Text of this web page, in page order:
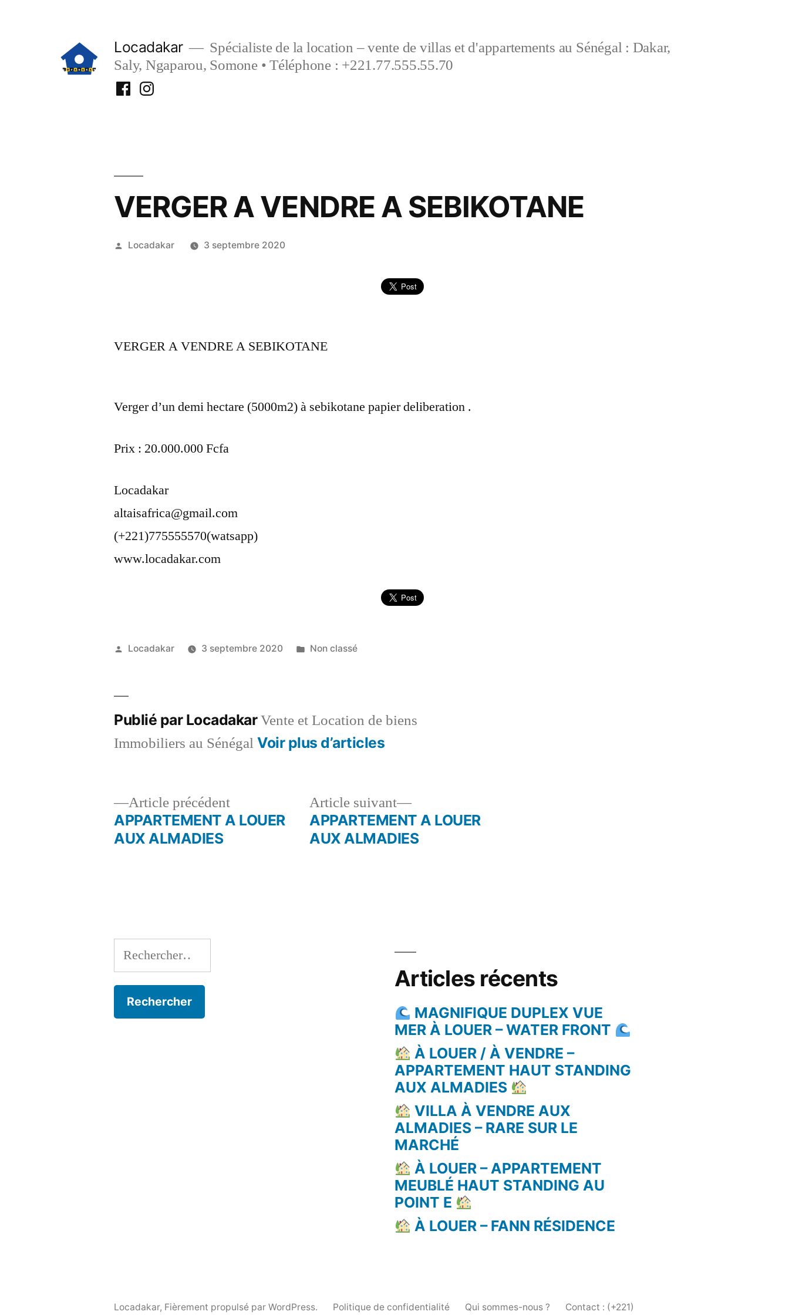
Locadakar
Spécialiste de la location – vente de villas et d'appartements au Sénégal : Dakar,
Saly, Ngaparou, Somone • Téléphone : +221.77.555.55.70
FacebookInstagram
VERGER A VENDRE A SEBIKOTANE
Publié
Locadakar 3 septembre 2020
VERGER A VENDRE A SEBIKOTANE
Verger d’un demi hectare (5000m2) à sebikotane papier deliberation .
Prix : 20.000.000 Fcfa
Locadakar
altaisafrica@gmail.com
(+221)775555570(watsapp)
www.locadakar.com
Publié
Locadakar 3 septembre 2020
Publié
Non classé
Publié par LocadakarVente et Location de biens
Immobiliers au SénégalVoir plus d’articles
Navigation
Article précédentArticle
précédent :
APPARTEMENT A LOUER
AUX ALMADIES
Article suivant
Article
suivant :
APPARTEMENT A LOUER
AUX ALMADIES
Rechercher :
Articles récents
MAGNIFIQUE DUPLEX VUE
MER À LOUER – WATER FRONT
À LOUER / À VENDRE –
APPARTEMENT HAUT STANDING
AUX ALMADIES
VILLA À VENDRE AUX
ALMADIES – RARE SUR LE
MARCHÉ
À LOUER – APPARTEMENT
MEUBLÉ HAUT STANDING AU
POINT E
À LOUER – FANN RÉSIDENCE
Locadakar, Fièrement propulsé par WordPress. Politique de confidentialité Qui sommes-nous ? Contact : (+221)